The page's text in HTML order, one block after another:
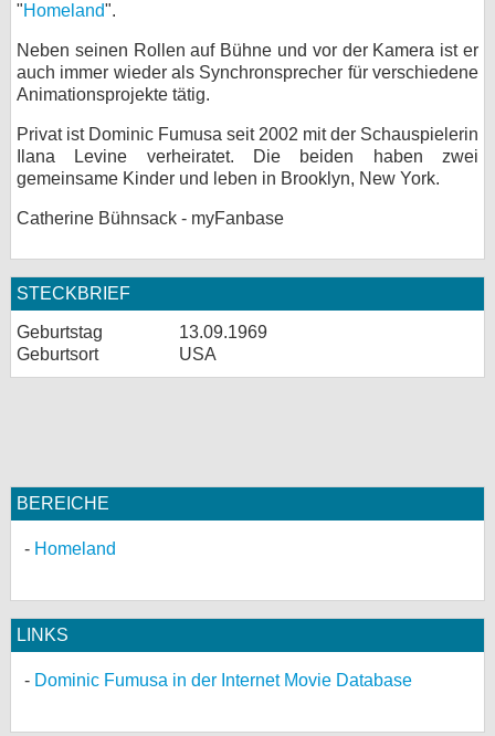
"Homeland".
Neben seinen Rollen auf Bühne und vor der Kamera ist er
auch immer wieder als Synchronsprecher für verschiedene
Animationsprojekte tätig.
Privat ist Dominic Fumusa seit 2002 mit der Schauspielerin
Ilana Levine verheiratet. Die beiden haben zwei
gemeinsame Kinder und leben in Brooklyn, New York.
Catherine Bühnsack - myFanbase
STECKBRIEF
Geburtstag
13.09.1969
Geburtsort
USA
BEREICHE
Homeland
LINKS
Dominic Fumusa in der Internet Movie Database